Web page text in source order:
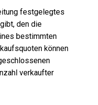
festgelegtes
den die
bestimmten
können
verkaufter